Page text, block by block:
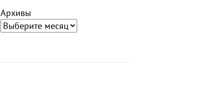
Архивы